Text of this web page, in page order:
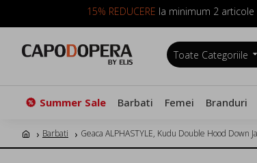
15% REDUCERE la minimum 2 articole
Toate Categoriile
Summer Sale Barbati Femei Branduri
Barbati Geaca ALPHASTYLE, Kudu Double Hood Down